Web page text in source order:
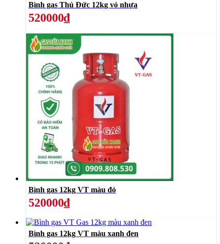
Bình gas Thủ Đức 12kg vỏ nhựa
520000₫
Bình gas 12kg VT màu đỏ
520000₫
Bình gas 12kg VT màu xanh đen